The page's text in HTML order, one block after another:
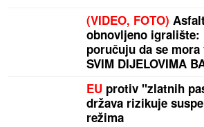
(VIDEO, FOTO)
obnovljeno igralište:
poručuju da se
SVIM DIJELOVIMA
EU protiv "zlatnih
država rizikuje
režima